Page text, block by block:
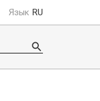
Язык RU